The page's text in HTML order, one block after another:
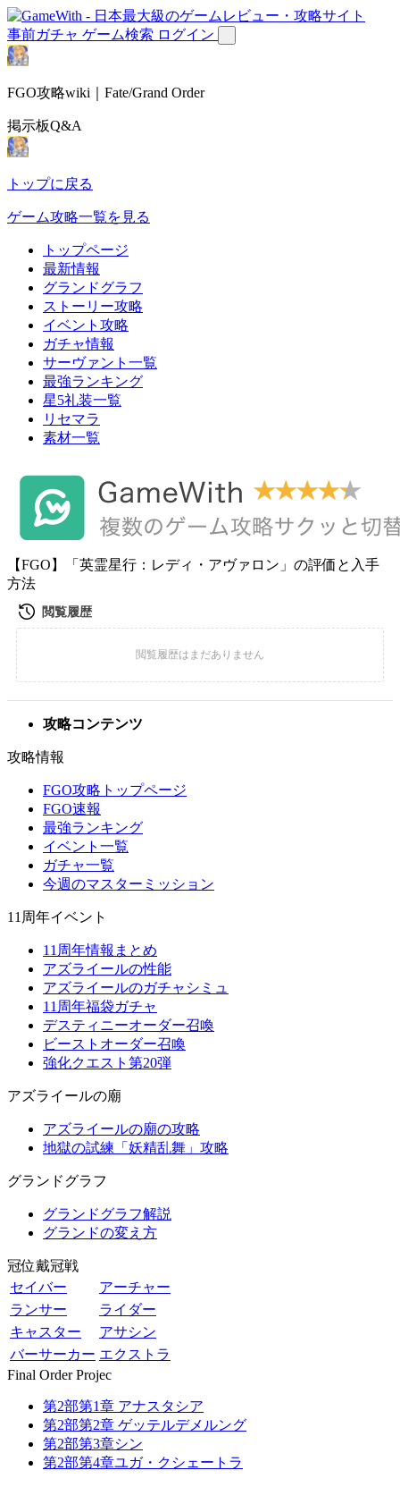
事前ガチャ ゲーム検索 ログイン
FGO攻略wiki｜Fate/Grand Order
掲示板Q&A
トップに戻る
ゲーム攻略一覧を見る
トップページ
最新情報
グランドグラフ
ストーリー攻略
イベント攻略
ガチャ情報
サーヴァント一覧
最強ランキング
星5礼装一覧
リセマラ
素材一覧
【FGO】「英霊星行：レディ・アヴァロン」の評価と入手
方法
攻略コンテンツ
攻略情報
FGO攻略トップページ
FGO速報
最強ランキング
イベント一覧
ガチャ一覧
今週のマスターミッション
11周年イベント
11周年情報まとめ
アズライールの性能
アズライールのガチャシミュ
11周年福袋ガチャ
デスティニーオーダー召喚
ビーストオーダー召喚
強化クエスト第20弾
アズライールの廟
アズライールの廟の攻略
地獄の試練「妖精乱舞」攻略
グランドグラフ
グランドグラフ解説
グランドの変え方
冠位戴冠戦
セイバー
アーチャー
ランサー
ライダー
キャスター
アサシン
バーサーカー エクストラ
Final Order Projec
第2部第1章 アナスタシア
第2部第2章 ゲッテルデメルング
第2部第3章シン
第2部第4章ユガ・クシェートラ